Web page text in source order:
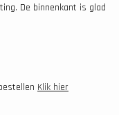
De binnenkant is glad
Klik hier